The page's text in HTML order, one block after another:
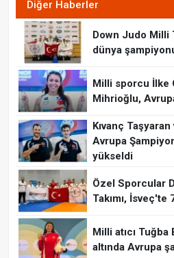
Diğer Haberler
Down Judo Milli
dünya
Milli sporcu İlke
Mihrioğlu,
Kıvanç
Avrupa
yükseldi
Özel Sporcular
Takımı, İsveç'te
Milli atıcı
altında Avrupa